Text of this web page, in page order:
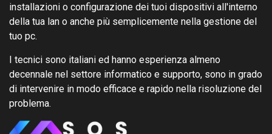
installazioni o configurazione dei tuoi dispositivi all'interno
della tua lan o anche più semplicemente nella gestione del
tuo pc.
I tecnici sono italiani ed hanno esperienza almeno
decennale nel settore informatico e supporto, sono in grado
di intervenire in modo efficace e rapido nella risoluzione del
problema.